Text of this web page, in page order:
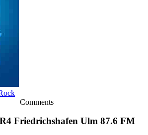
Comments
Friedrichshafen Ulm 87.6 FM